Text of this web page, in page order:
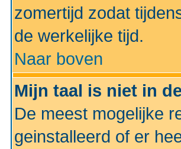
zomertijd zodat
de werkelijke tijd.
Naar boven
Mijn taal is niet in
De meest mogelijke
geinstalleerd of er